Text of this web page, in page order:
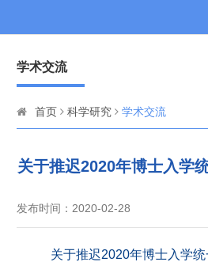
学术交流
首页 科学研究 学术交流
关于推迟2020年博士入学
发布时间：2020-02-28
关于推迟2020年博士入学